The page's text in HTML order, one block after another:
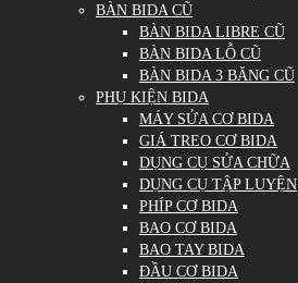
BÀN BIDA CŨ
BÀN BIDA LIBRE CŨ
BÀN BIDA LỖ CŨ
BÀN BIDA 3 BĂNG CŨ
PHỤ KIỆN BIDA
MÁY SỬA CƠ BIDA
GIÁ TREO CƠ BIDA
DỤNG CỤ SỬA CHỮA
DỤNG CỤ TẬP LUYỆN
PHÍP CƠ BIDA
BAO CƠ BIDA
BAO TAY BIDA
ĐẦU CƠ BIDA